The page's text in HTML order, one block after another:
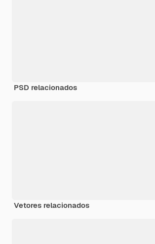
PSD relacionados
Vetores relacionados